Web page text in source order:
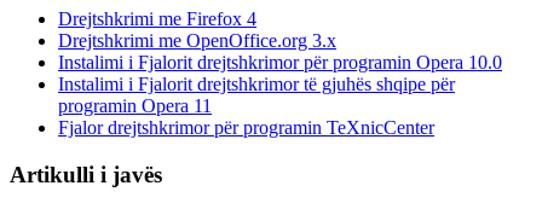
Drejtshkrimi me Firefox 4
Drejtshkrimi me OpenOffice.org 3.x
Instalimi i Fjalorit drejtshkrimor për programin Opera 10.0
Instalimi i Fjalorit drejtshkrimor të gjuhës shqipe për
programin Opera 11
Fjalor drejtshkrimor për programin TeXnicCenter
Artikulli i javës